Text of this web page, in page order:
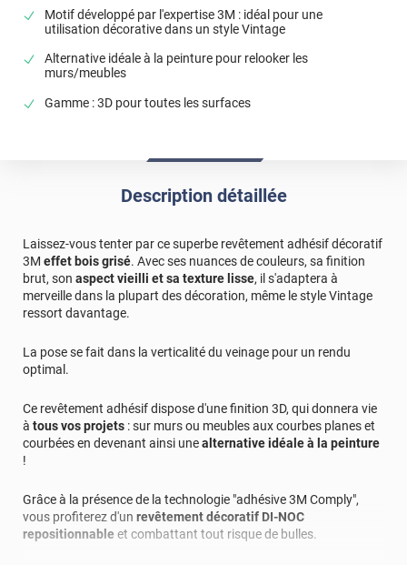
Motif développé par l'expertise 3M : idéal pour une
utilisation décorative dans un style Vintage
Alternative idéale à la peinture pour relooker les
murs/meubles
Gamme : 3D pour toutes les surfaces
Description détaillée
Laissez-vous tenter par ce superbe revêtement adhésif décoratif
3M effet bois grisé. Avec ses nuances de couleurs, sa finition
brut, son aspect vieilli et sa texture lisse, il s'adaptera à
merveille dans la plupart des décoration, même le style Vintage
ressort davantage.
La pose se fait dans la verticalité du veinage pour un rendu
optimal.
Ce revêtement adhésif dispose d'une finition 3D, qui donnera vie
à tous vos projets : sur murs ou meubles aux courbes planes et
courbées en devenant ainsi unealternative idéale à la peinture
!
Grâce à la présence de la technologie "adhésive 3M Comply",
vous profiterez d'un revêtement décoratif DI-NOC
repositionnable et combattant tout risque de bulles.